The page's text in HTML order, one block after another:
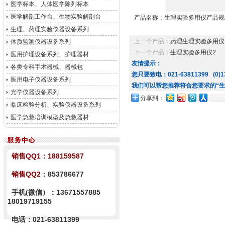
医学标本、人体医学陈列标本
医学解剖工作台、生物实验解剖台
生理、药理实验仪器设备系列
体质监测仪器设备系列
医用护理设备系列、护理器材
各类专科手术器械、器械包
医用电子仪器设备系列
光学仪器设备系列
临床检验分析、实验仪器设备系列
医学急救培训模型及急救器材
销售QQ1： 188159587
销售QQ2 ：853786677
手机(微信）：13671557885
18019719155
电话：021-63811399
产品名称：生理实验多用仪产品
上一个产品： 药理生理实验多用仪
下一个产品： 生理实验多用仪2
友情提示：
您只要致电：021-63811399
我们可以帮您推荐符合您要求的“
分享到：